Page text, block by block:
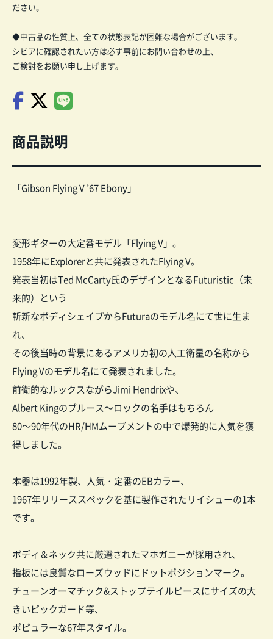
ださい。
◆中古品の性質上、全ての状態表記が困難な場合がございます。
シビアに確認されたい方は必ず事前にお問い合わせの上、
ご検討をお願い申し上げます。
商品説明
「Gibson Flying V ’67 Ebony」
変形ギターの大定番モデル「Flying V」。
1958年にExplorerと共に発表されたFlying V。
発表当初はTed McCarty氏のデザインとなるFuturistic（未
来的）という
斬新なボディシェイプからFuturaのモデル名にて世に生ま
れ、
その後当時の背景にあるアメリカ初の人工衛星の名称から
Flying Vのモデル名にて発表されました。
前衛的なルックスながらJimi Hendrixや、
Albert Kingのブルース～ロックの名手はもちろん
80～90年代のHR/HMムーブメントの中で爆発的に人気を獲
得しました。
本器は1992年製、人気・定番のEBカラー、
1967年リリーススペックを基に製作されたリイシューの1本
です。
ボディ＆ネック共に厳選されたマホガニーが採用され、
指板には良質なローズウッドにドットポジションマーク。
チューンオーマチック&ストップテイルピースにサイズの大
きいピックガード等、
ポピュラーな67年スタイル。